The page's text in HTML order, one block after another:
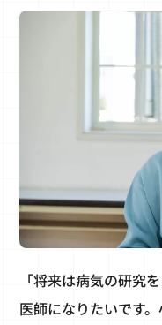
「将来は病気の研究
医師になりたいです